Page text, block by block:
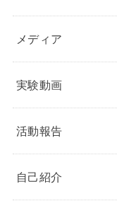
メディア
実験動画
活動報告
自己紹介